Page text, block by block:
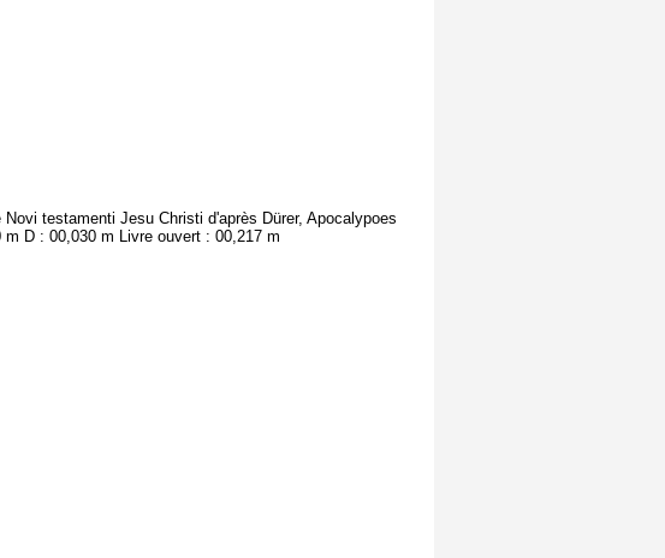
testamenti Jesu Christi d'après Dürer, Apocalypoes
D : 00,030 m Livre ouvert : 00,217 m